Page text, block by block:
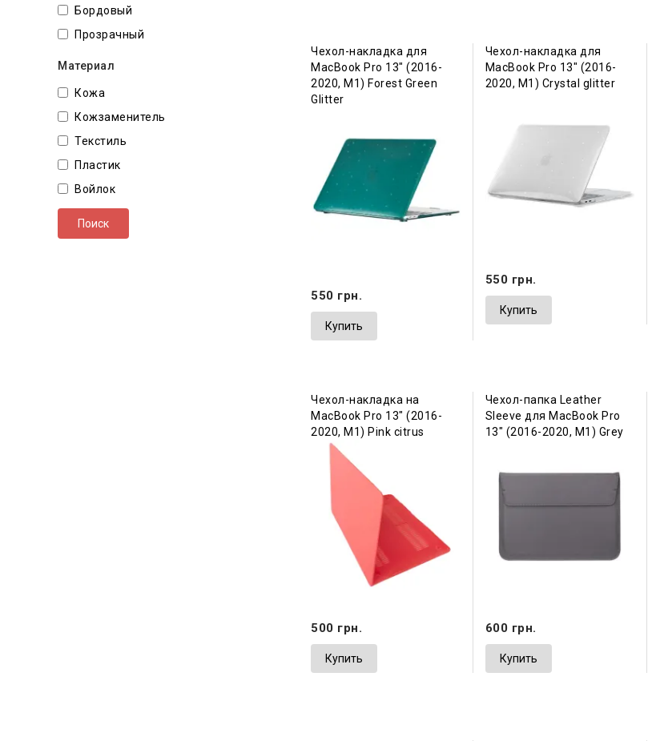
Бордовый
Прозрачный
Материал
Кожа
Кожзаменитель
Текстиль
Пластик
Войлок
Поиск
Чехол-накладка для
MacBook Pro 13" (2016-
2020, М1) Forest Green
Glitter
550 грн.
Купить
Чехол-накладка для
MacBook Pro 13" (2016-
2020, М1) Crystal glitter
550 грн.
Купить
Чехол-накладка на
MacBook Pro 13" (2016-
2020, М1) Pink citrus
500 грн.
Купить
Чехол-папка Leather
Sleeve для MacBook Pro
13" (2016-2020, М1) Grey
600 грн.
Купить